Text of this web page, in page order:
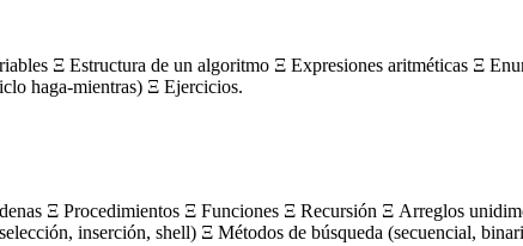
Ξ Estructura de un algoritmo Ξ Expresiones aritméticas Ξ
haga-mientras) Ξ Ejercicios.
Ξ Procedimientos Ξ Funciones Ξ Recursión Ξ Arreglos
inserción, shell) Ξ Métodos de búsqueda (secuencial,